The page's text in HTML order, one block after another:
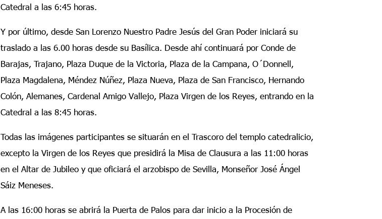
Catedral a las 6:45 horas.
Y por último, desde San Lorenzo Nuestro Padre Jesús del Gran Poder iniciará su
traslado a las 6.00 horas desde su Basílica. Desde ahí continuará por Conde de
Barajas, Trajano, Plaza Duque de la Victoria, Plaza de la Campana, O´Donnell,
Plaza Magdalena, Méndez Núñez, Plaza Nueva, Plaza de San Francisco, Hernando
Colón, Alemanes, Cardenal Amigo Vallejo, Plaza Virgen de los Reyes, entrando en la
Catedral a las 8:45 horas.
Todas las imágenes participantes se situarán en el Trascoro del templo catedralicio,
excepto la Virgen de los Reyes que presidirá la Misa de Clausura a las 11:00 horas
en el Altar de Jubileo y que oficiará el arzobispo de Sevilla, Monseñor José Ángel
Sáiz Meneses.
A las 16:00 horas se abrirá la Puerta de Palos para dar inicio a la Procesión de